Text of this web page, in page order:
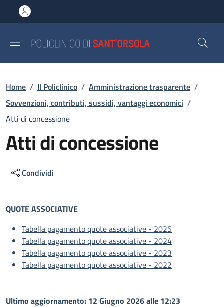
al contenuto principale
to footer content
Briciole di pane
Home / Il Policlinico / Amministrazione trasparente /
Sovvenzioni, contributi, sussidi, vantaggi economici /
Atti di concessione
Atti di concessione
Condividi
Descrizione
QUOTE ASSOCIATIVE
Tabella pagamento quote associative - 2025
Tabella pagamento quote associative - 2024
Tabella pagamento quote associative - 2023
Tabella pagamento quote associative - 2022
Ultimo aggiornamento: 12 Giugno 2026 alle 12:23